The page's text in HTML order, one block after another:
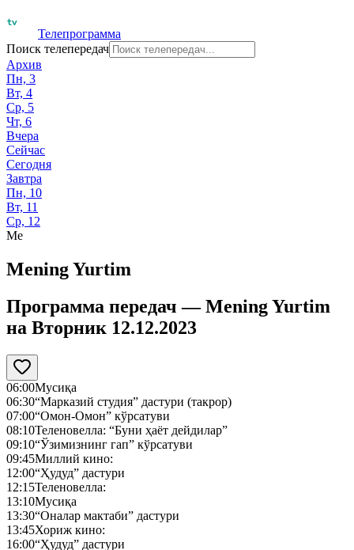
Телепрограмма
Поиск телепередач
Архив
Пн, 3
Вт, 4
Ср, 5
Чт, 6
Вчера
Сейчас
Сегодня
Завтра
Пн, 10
Вт, 11
Ср, 12
Me
Mening Yurtim
Программа передач —Mening Yurtim
на Вторник 12.12.2023
06:00Мусиқа
06:30“Марказий студия” дастури (такрор)
07:00“Омон-Омон” кўрсатуви
08:10Теленовелла: “Буни ҳаёт дейдилар”
09:10“Ўзимизнинг гап” кўрсатуви
09:45Миллий кино:
12:00“Ҳудуд” дастури
12:15Теленовелла:
13:10Мусиқа
13:30“Оналар мактаби” дастури
13:45Хориж кино:
16:00“Ҳудуд” дастури